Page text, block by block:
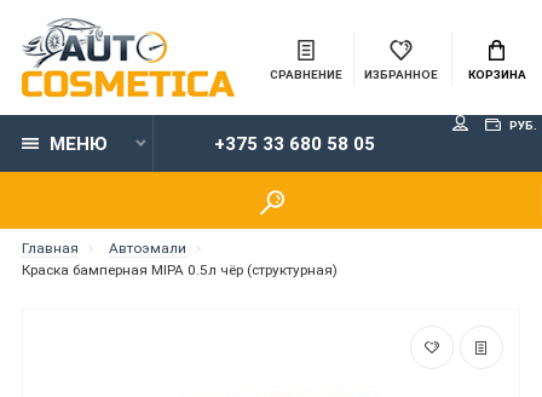
СРАВНЕНИЕ ИЗБРАННОЕ КОРЗИНА
МЕНЮ +375 33 680 58 05
РУБ.
Главная
Автоэмали
Краска бамперная MIPA 0.5л чёр (структурная)